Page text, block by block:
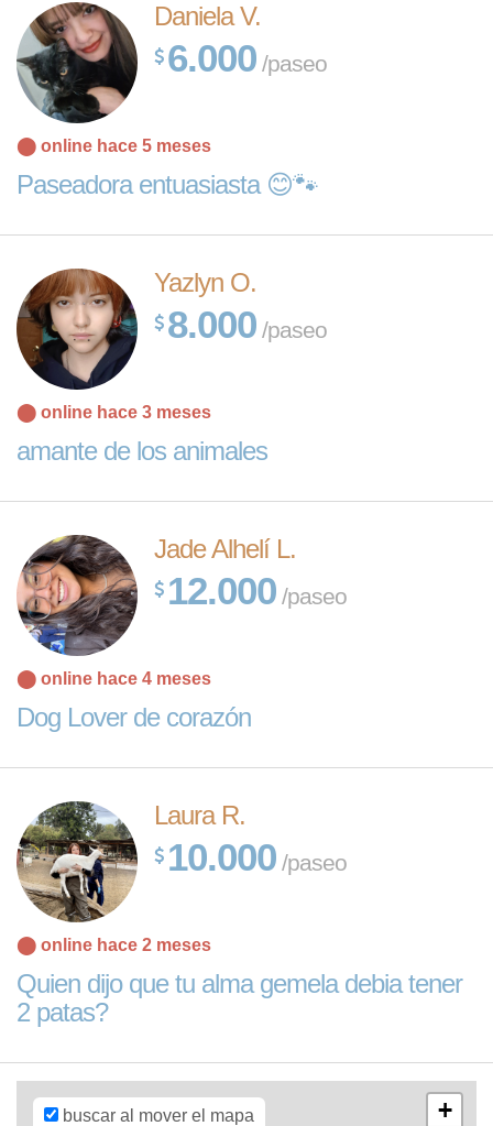
Daniela V.
6.000 /paseo
⬤ online hace 5 meses
Paseadora entuasiasta 😊🐾
Yazlyn O.
8.000 /paseo
⬤ online hace 3 meses
amante de los animales
Jade Alhelí L.
12.000 /paseo
⬤ online hace 4 meses
Dog Lover de corazón
Laura R.
10.000 /paseo
⬤ online hace 2 meses
Quien dijo que tu alma gemela debia tener
2 patas?
buscar al mover el mapa
+
data ©